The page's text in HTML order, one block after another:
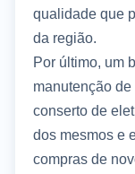
qualidade que
da região.
Por último, um
manutenção
conserto de
dos mesmos e
compras de